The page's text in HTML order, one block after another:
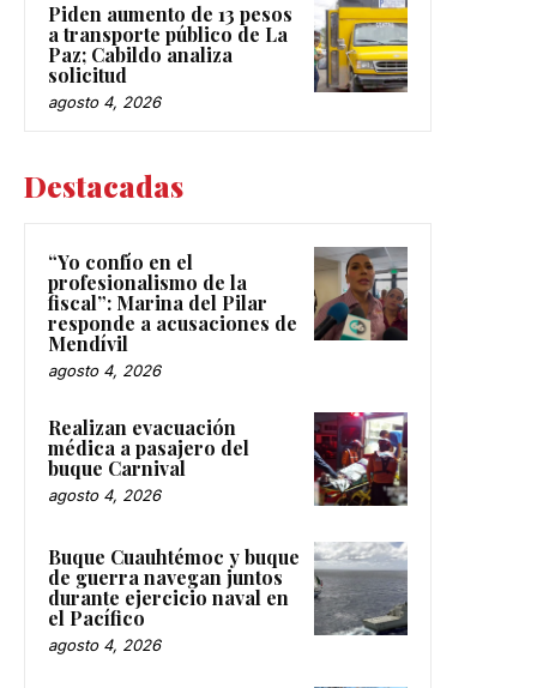
Piden aumento de 13 pesos
a transporte público de La
Paz; Cabildo analiza
solicitud
agosto 4, 2026
Destacadas
“Yo confío en el
profesionalismo de la
fiscal”: Marina del Pilar
responde a acusaciones de
Mendívil
agosto 4, 2026
Realizan evacuación
médica a pasajero del
buque Carnival
agosto 4, 2026
Buque Cuauhtémoc y buque
de guerra navegan juntos
durante ejercicio naval en
el Pacífico
agosto 4, 2026